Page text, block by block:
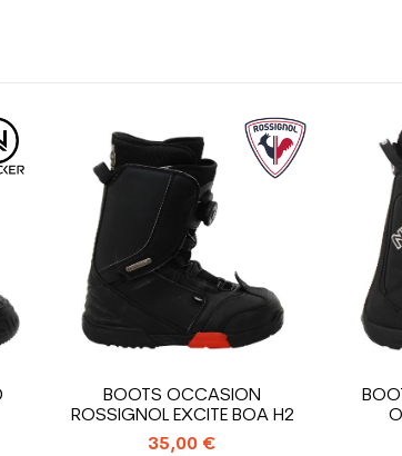
BOOTS OCCASION
ROSSIGNOL EXCITE BOA H2
35,00 €